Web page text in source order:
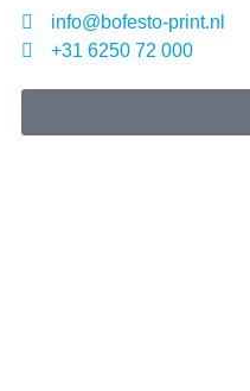
info@bofesto-print.nl
+31 6250 72 000